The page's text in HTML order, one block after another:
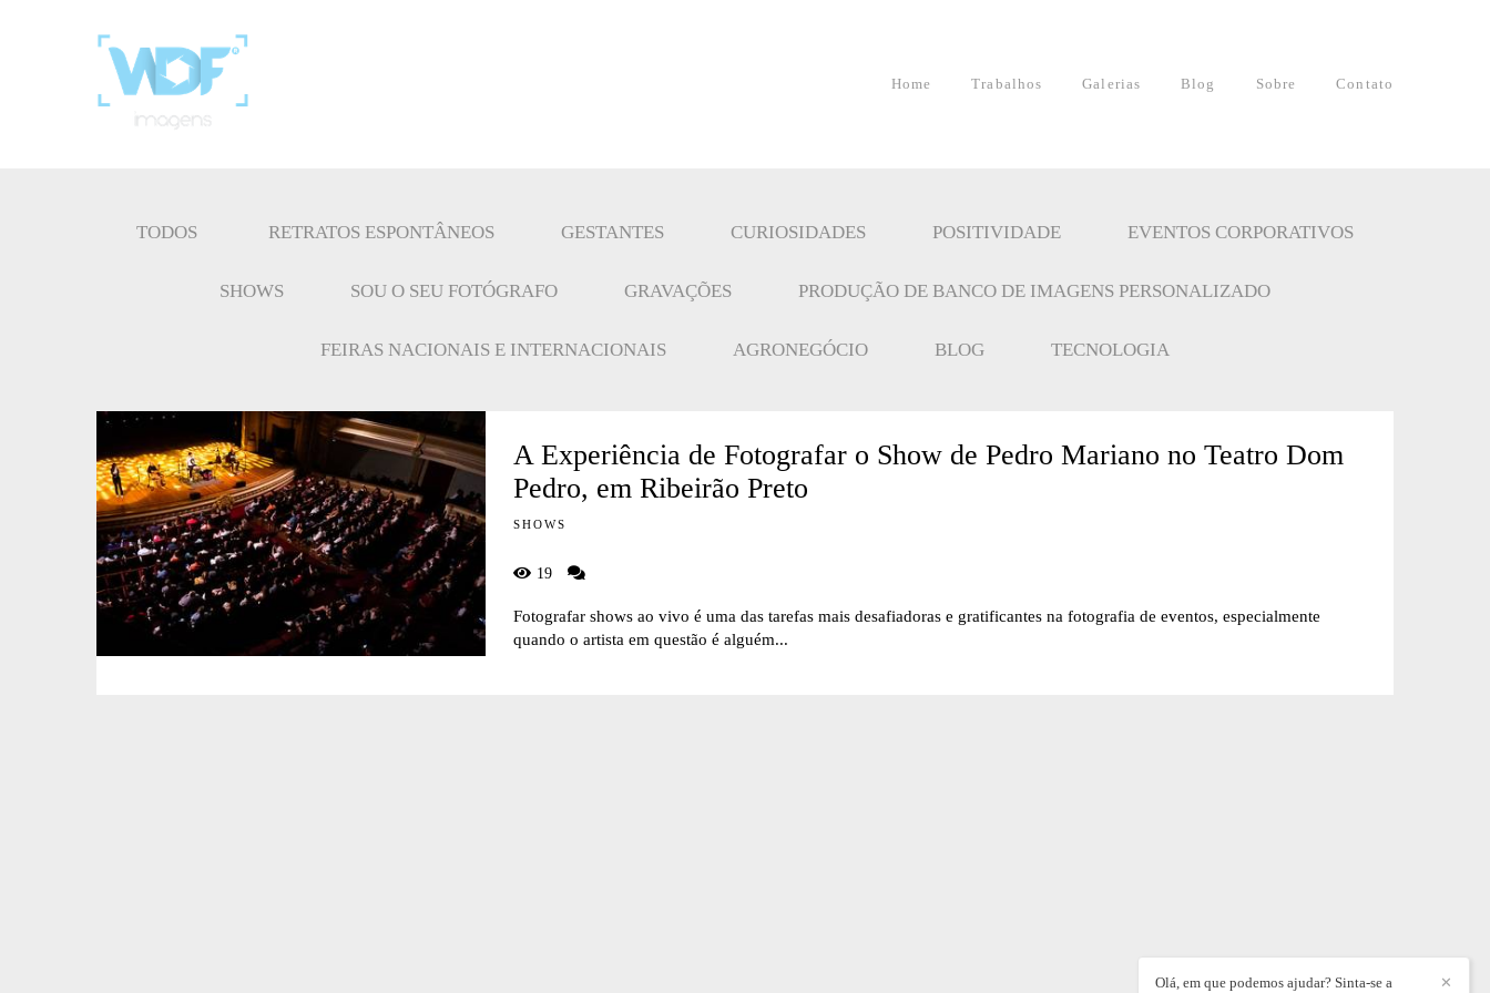
Home Trabalhos Galerias Blog Sobre Contato
TODOS RETRATOS ESPONTÂNEOS GESTANTES CURIOSIDADES POSITIVIDADE EVENTOS CORPORATIVOS
SHOWS SOU O SEU FOTÓGRAFO GRAVAÇÕES PRODUÇÃO DE BANCO DE IMAGENS PERSONALIZADO
FEIRAS NACIONAIS E INTERNACIONAIS AGRONEGÓCIO BLOG TECNOLOGIA
A Experiência de Fotografar o Show de Pedro Mariano no Teatro Dom
Pedro, em Ribeirão Preto
SHOWS
19
Fotografar shows ao vivo é uma das tarefas mais desafiadoras e gratificantes na fotografia de eventos, especialmente
quando o artista em questão é alguém...
✕
Olá, em que podemos ajudar? Sinta-se a